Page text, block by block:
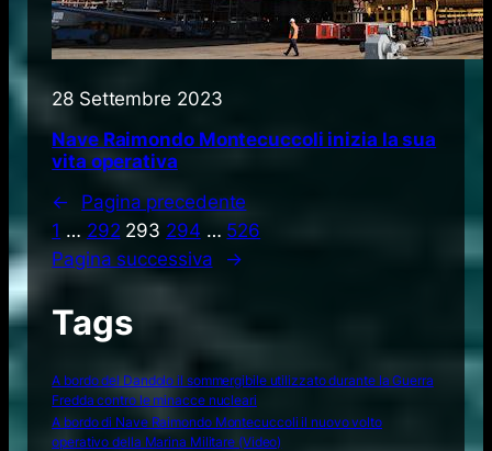
28 Settembre 2023
Nave Raimondo Montecuccoli inizia la sua
vita operativa
←
Pagina precedente
1 … 292 293 294 … 526
Pagina successiva
→
Tags
A bordo del Dandolo il sommergibile utilizzato durante la Guerra
Fredda contro le minacce nucleari
A bordo di Nave Raimondo Montecuccoli il nuovo volto
operativo della Marina Militare (Video)